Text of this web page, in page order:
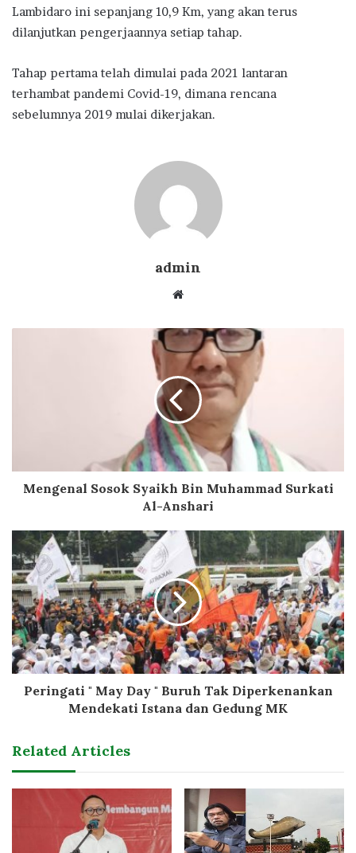
Lambidaro ini sepanjang 10,9 Km, yang akan terus
dilanjutkan pengerjaannya setiap tahap.
Tahap pertama telah dimulai pada 2021 lantaran
terhambat pandemi Covid-19, dimana rencana
sebelumnya 2019 mulai dikerjakan.
admin
Website
Mengenal Sosok Syaikh Bin Muhammad Surkati
Al-Anshari
Peringati " May Day " Buruh Tak Diperkenankan
Mendekati Istana dan Gedung MK
Related Articles